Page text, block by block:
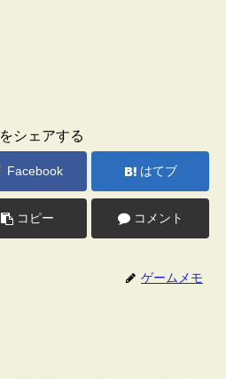
シェアする
Facebook はてブ
コピー コメント
ゲームメモ